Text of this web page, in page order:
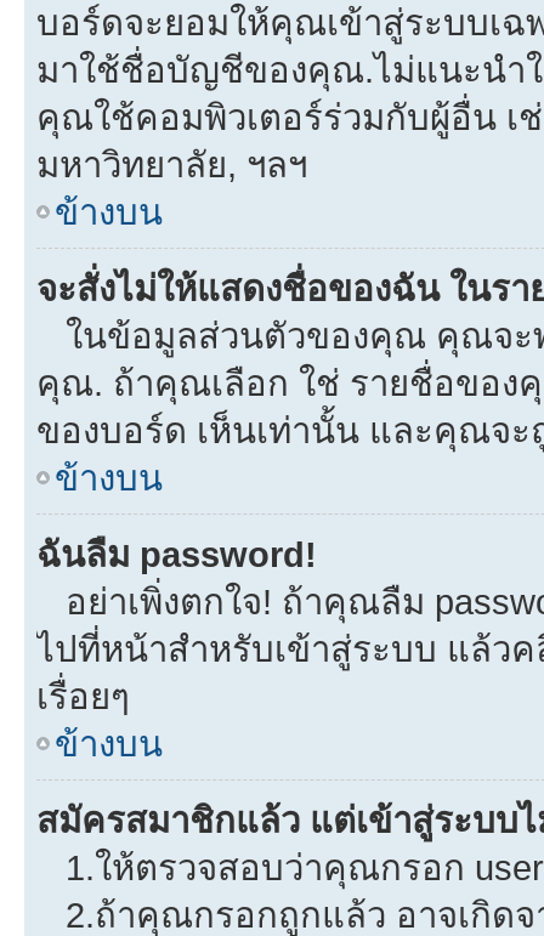
บอร์ดจะยอมให้คุณเข้าสู่ระบบเ
มาใช้ชื่อบัญชีของคุณ.ไม่แนะนำ
คุณใช้คอมพิวเตอร์ร่วมกับผู้อื่น เ
มหาวิทยาลัย, ฯลฯ
ข้างบน
จะสั่งไม่ให้แสดงชื่อของฉัน ในร
ในข้อมูลส่วนตัวของคุณ คุณจะ
คุณ. ถ้าคุณเลือก ใช่ รายชื่อของ
ของบอร์ด เห็นเท่านั้น และคุณจ
ข้างบน
ฉันลืม password!
อย่าเพิ่งตกใจ! ถ้าคุณลืม
ไปที่หน้าสำหรับเข้าสู่ระบบ แล้ว
เรื่อยๆ
ข้างบน
สมัครสมาชิกแล้ว แต่เข้าสู่ระบบ
1.ให้ตรวจสอบว่าคุณกรอก
2.ถ้าคุณกรอกถูกแล้ว อาจเกิดจ